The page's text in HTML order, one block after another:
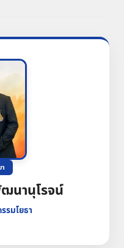
นานุโรจน์
รมโยธา